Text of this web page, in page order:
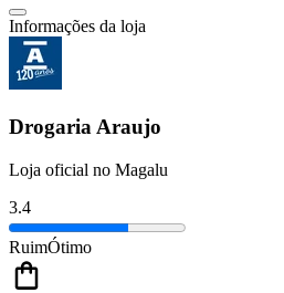
Informações da loja
Drogaria Araujo
Loja oficial no Magalu
3.4
RuimÓtimo